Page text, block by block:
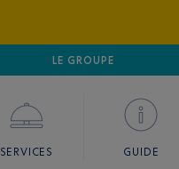
GOLFE DE SAINT-TROPEZ
LE GROUPE
SERVICES GUIDE